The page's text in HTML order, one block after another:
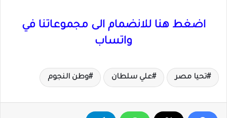
اضغط هنا للانضمام الى مجموعاتنا في
واتساب
تحيا مصر علي سلطان وطن النجوم